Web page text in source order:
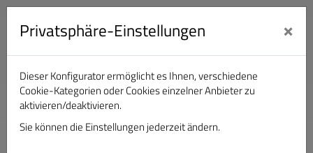
Verband Deutscher Sportjournalisten e.V.
Privatsphäre-Einstellungen ×
Dieser Konfigurator ermöglicht es Ihnen, verschiedene
Cookie-Kategorien oder Cookies einzelner Anbieter zu
aktivieren/deaktivieren.
Sie können die Einstellungen jederzeit ändern.